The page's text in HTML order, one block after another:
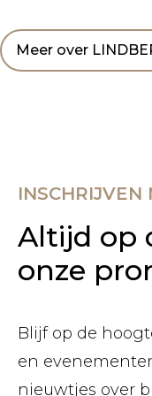
Meer over
INSCHRIJVEN
Altijd op
onze
Blijf op de
en
nieuwtjes over